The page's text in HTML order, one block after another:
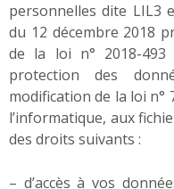
personnelles dite LIL3
du 12 décembre 2018
de la loi n° 2018-
protection des
modification de la loi n°
l’informatique, aux
des droits suivants :
– d’accès à vos